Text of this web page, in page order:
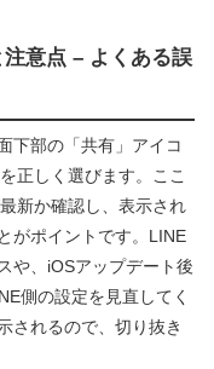
意点 – よくある誤
下部の「共有」アイコ
正しく選びます。ここ
新か確認し、表示され
がポイントです。LINE
や、iOSアップデート後
側の設定を見直してく
されるので、切り抜き